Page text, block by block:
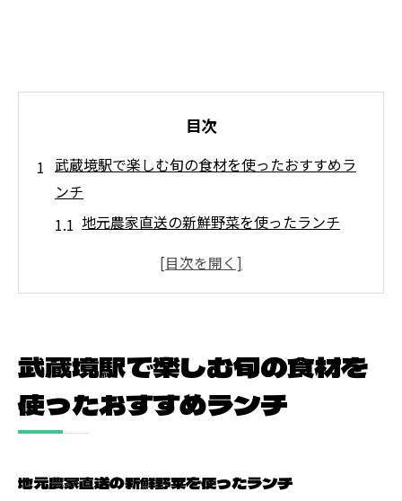
目次
武蔵境駅で楽しむ旬の食材を使ったおすすめラ
ンチ
地元農家直送の新鮮野菜を使ったランチ
季節限定のシーフードメニューを味わう
武蔵境ならではの季節のスープを堪能
季節変わりの特別メニューで新しい発見
地元の魅力を堪能できる武蔵境駅の絶品ランチ
地元の歴史を感じる伝統料理を楽しむ
武蔵境駅で楽しむ旬の食材を
使ったおすすめランチ
地元農家直送の新鮮野菜を使ったランチ